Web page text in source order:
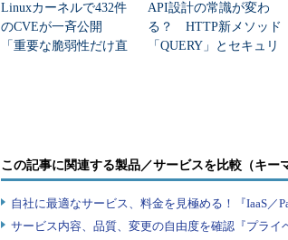
SCTPは、以下のような特徴を持っていま
マルチホーミング対応の通信プロト
を複数持たせることができる
Linuxカーネルで432件
のCVEが一斉公開
「重要な脆弱性だけ直
API設計の常識が変わ
る？ HTTP新メソッド
「QUERY」とセキュリ
この記事に関連する製品／サービスを比較（キー
自社に最適なサービス、料金を見極める！『IaaS／
サービス内容、品質、変更の自由度を確認『プライ